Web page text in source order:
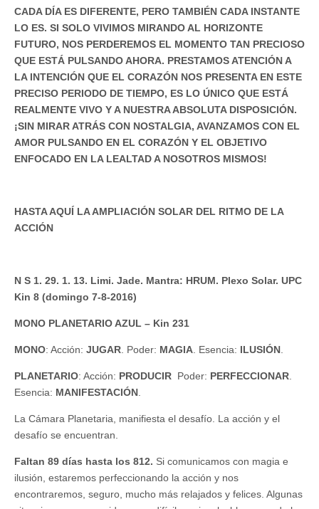
CADA DÍA ES DIFERENTE, PERO TAMBIÉN CADA INSTANTE
LO ES. SI SOLO VIVIMOS MIRANDO AL HORIZONTE
FUTURO, NOS PERDEREMOS EL MOMENTO TAN PRECIOSO
QUE ESTÁ PULSANDO AHORA. PRESTAMOS ATENCIÓN A
LA INTENCIÓN QUE EL CORAZÓN NOS PRESENTA EN ESTE
PRECISO PERIODO DE TIEMPO, ES LO ÚNICO QUE ESTÁ
REALMENTE VIVO Y A NUESTRA ABSOLUTA DISPOSICIÓN.
¡SIN MIRAR ATRÁS CON NOSTALGIA, AVANZAMOS CON EL
AMOR PULSANDO EN EL CORAZÓN Y EL OBJETIVO
ENFOCADO EN LA LEALTAD A NOSOTROS MISMOS!
HASTA AQUÍ LA AMPLIACIÓN SOLAR DEL RITMO DE LA
ACCIÓN
N S 1. 29. 1. 13. Limi. Jade. Mantra: HRUM. Plexo Solar. UPC
Kin 8 (domingo 7-8-2016)
MONO PLANETARIO AZUL – Kin 231
MONO: Acción: JUGAR. Poder: MAGIA. Esencia: ILUSIÓN.
PLANETARIO: Acción: PRODUCIR Poder: PERFECCIONAR.
Esencia: MANIFESTACIÓN.
La Cámara Planetaria, manifiesta el desafío. La acción y el
desafío se encuentran.
Faltan 89 días hasta los 812. Si comunicamos con magia e
ilusión, estaremos perfeccionando la acción y nos
encontraremos, seguro, mucho más relajados y felices. Algunas